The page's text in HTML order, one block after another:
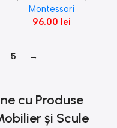
Montessori
96.00 lei
5 →
cu Produse
și Scule